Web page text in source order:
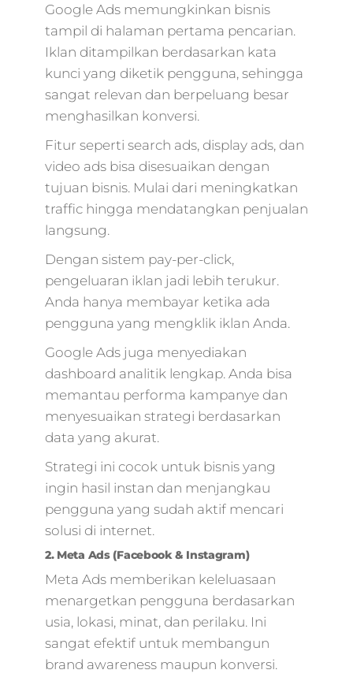
marketing
kuliner,google
marketing
online,harga
marketing,bisnis
digital
branding,digital
marketing
telkom,layanan
digital
santoso,mengenal
digital
marketing,bagian
digital
digital
digital
digital
digital
digital
marketing,digital
pemula,marketing
page,digital
personas,taktik
marketing,internet
marketing
google,digital
marketing
Google Ads memungkinkan bisnis
tampil di halaman pertama pencarian.
Iklan ditampilkan berdasarkan kata
kunci yang diketik pengguna, sehingga
sangat relevan dan berpeluang besar
menghasilkan konversi.
Fitur seperti search ads, display ads, dan
video ads bisa disesuaikan dengan
tujuan bisnis. Mulai dari meningkatkan
traffic hingga mendatangkan penjualan
langsung.
Dengan sistem pay-per-click,
pengeluaran iklan jadi lebih terukur.
Anda hanya membayar ketika ada
pengguna yang mengklik iklan Anda.
Google Ads juga menyediakan
dashboard analitik lengkap. Anda bisa
memantau performa kampanye dan
menyesuaikan strategi berdasarkan
data yang akurat.
Strategi ini cocok untuk bisnis yang
ingin hasil instan dan menjangkau
pengguna yang sudah aktif mencari
solusi di internet.
2. Meta Ads (Facebook & Instagram)
Meta Ads memberikan keleluasaan
menargetkan pengguna berdasarkan
usia, lokasi, minat, dan perilaku. Ini
sangat efektif untuk membangun
brand awareness maupun konversi.